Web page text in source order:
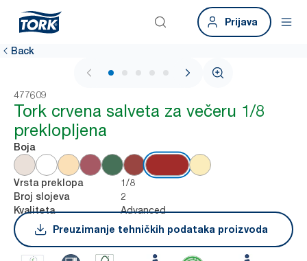
Prijava
Back
1 / 5
477609
Tork crvena salveta za večeru 1/8
preklopljena
Boja
Vrsta preklopa 1/8
Broj slojeva 2
Kvaliteta
Advanced
Preuzimanje tehničkih podataka proizvoda